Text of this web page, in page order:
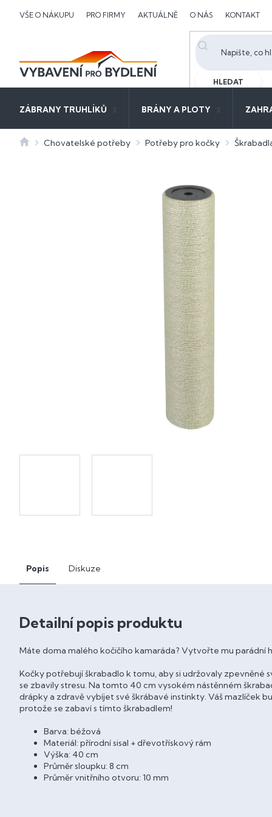
VŠE O NÁKUPU PRO FIRMY AKTUÁLNĚ O NÁS KONTAKT
HLEDAT
ZÁBRANY TRUHLÍKŮ BRÁNY A PLOTY
DomůChovatelské potřeby Potřeby pro kočky
Popis Diskuze
Detailní popis produktu
Máte doma malého kočičího kamaráda? Vytvořte mu
Kočky potřebují škrabadlo k tomu, aby si udržovaly zpevněné
se zbavily stresu. Na tomto 40 cm vysokém nástěnném
drápky a zdravě vybíjet své škrábavé instinkty. Váš mazlíček
protože se zabaví s tímto škrabadlem!
Barva: béžová
Materiál: přírodní sisal + dřevotřískový rám
Výška: 40 cm
Průměr sloupku: 8 cm
Průměr vnitřního otvoru: 10 mm